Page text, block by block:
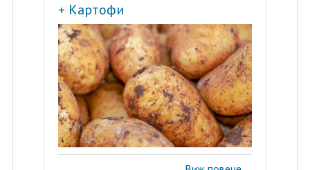
+ Картофи